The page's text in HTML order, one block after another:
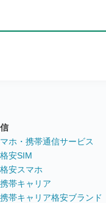
ホ・携帯通信サービス
格安SIM
格安スマホ
携帯キャリア
携帯キャリア格安ブランド